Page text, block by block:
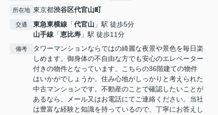
所在地 東京都渋谷区代官山町
交通 東急東横線 「代官山 」駅 徒歩5分
山手線 「恵比寿 」駅 徒歩11分
備考
タワーマンションならではの綺麗な夜景や景色を毎日楽
しめます。御身体の不自由な方でも安心のエレベーター
付きの物件となっています。こちらの36階建ての物件
はいかがでしょうか。住み心地がしっかりと考えられた
中古マンションです。不動産のことで確認したいことが
あるなら、メール又はお電話にてご連絡ください。当社
は豊富な経験と知識を持っているので、丁寧にお答えし